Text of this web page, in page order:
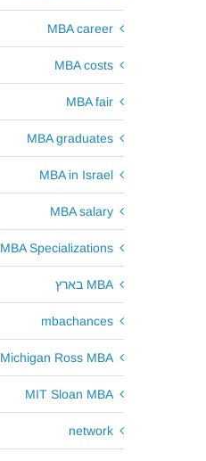
MBA career
MBA costs
MBA fair
MBA graduates
MBA in Israel
MBA salary
MBA Specializations
MBA בארץ
mbachances
Michigan Ross MBA
MIT Sloan MBA
network